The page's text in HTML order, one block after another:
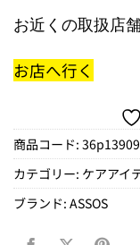
お近くの取扱店
お店へ行く
商品コード:
カテゴリー: ケアアイ
ブランド: ASSOS